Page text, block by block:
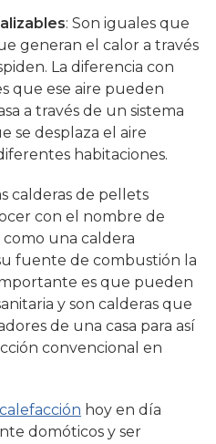
: Son iguales que
generan el calor a través
La diferencia con
que ese aire pueden
a través de un sistema
se desplaza el aire
habitaciones.
calderas de pellets
con el nombre de
una caldera
fuente de combustión la
es que pueden
y son calderas que
de una casa para así
convencional en
hoy en día
domóticos y ser